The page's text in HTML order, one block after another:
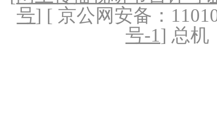
号] [ 京公网安备：
号-1] 总机